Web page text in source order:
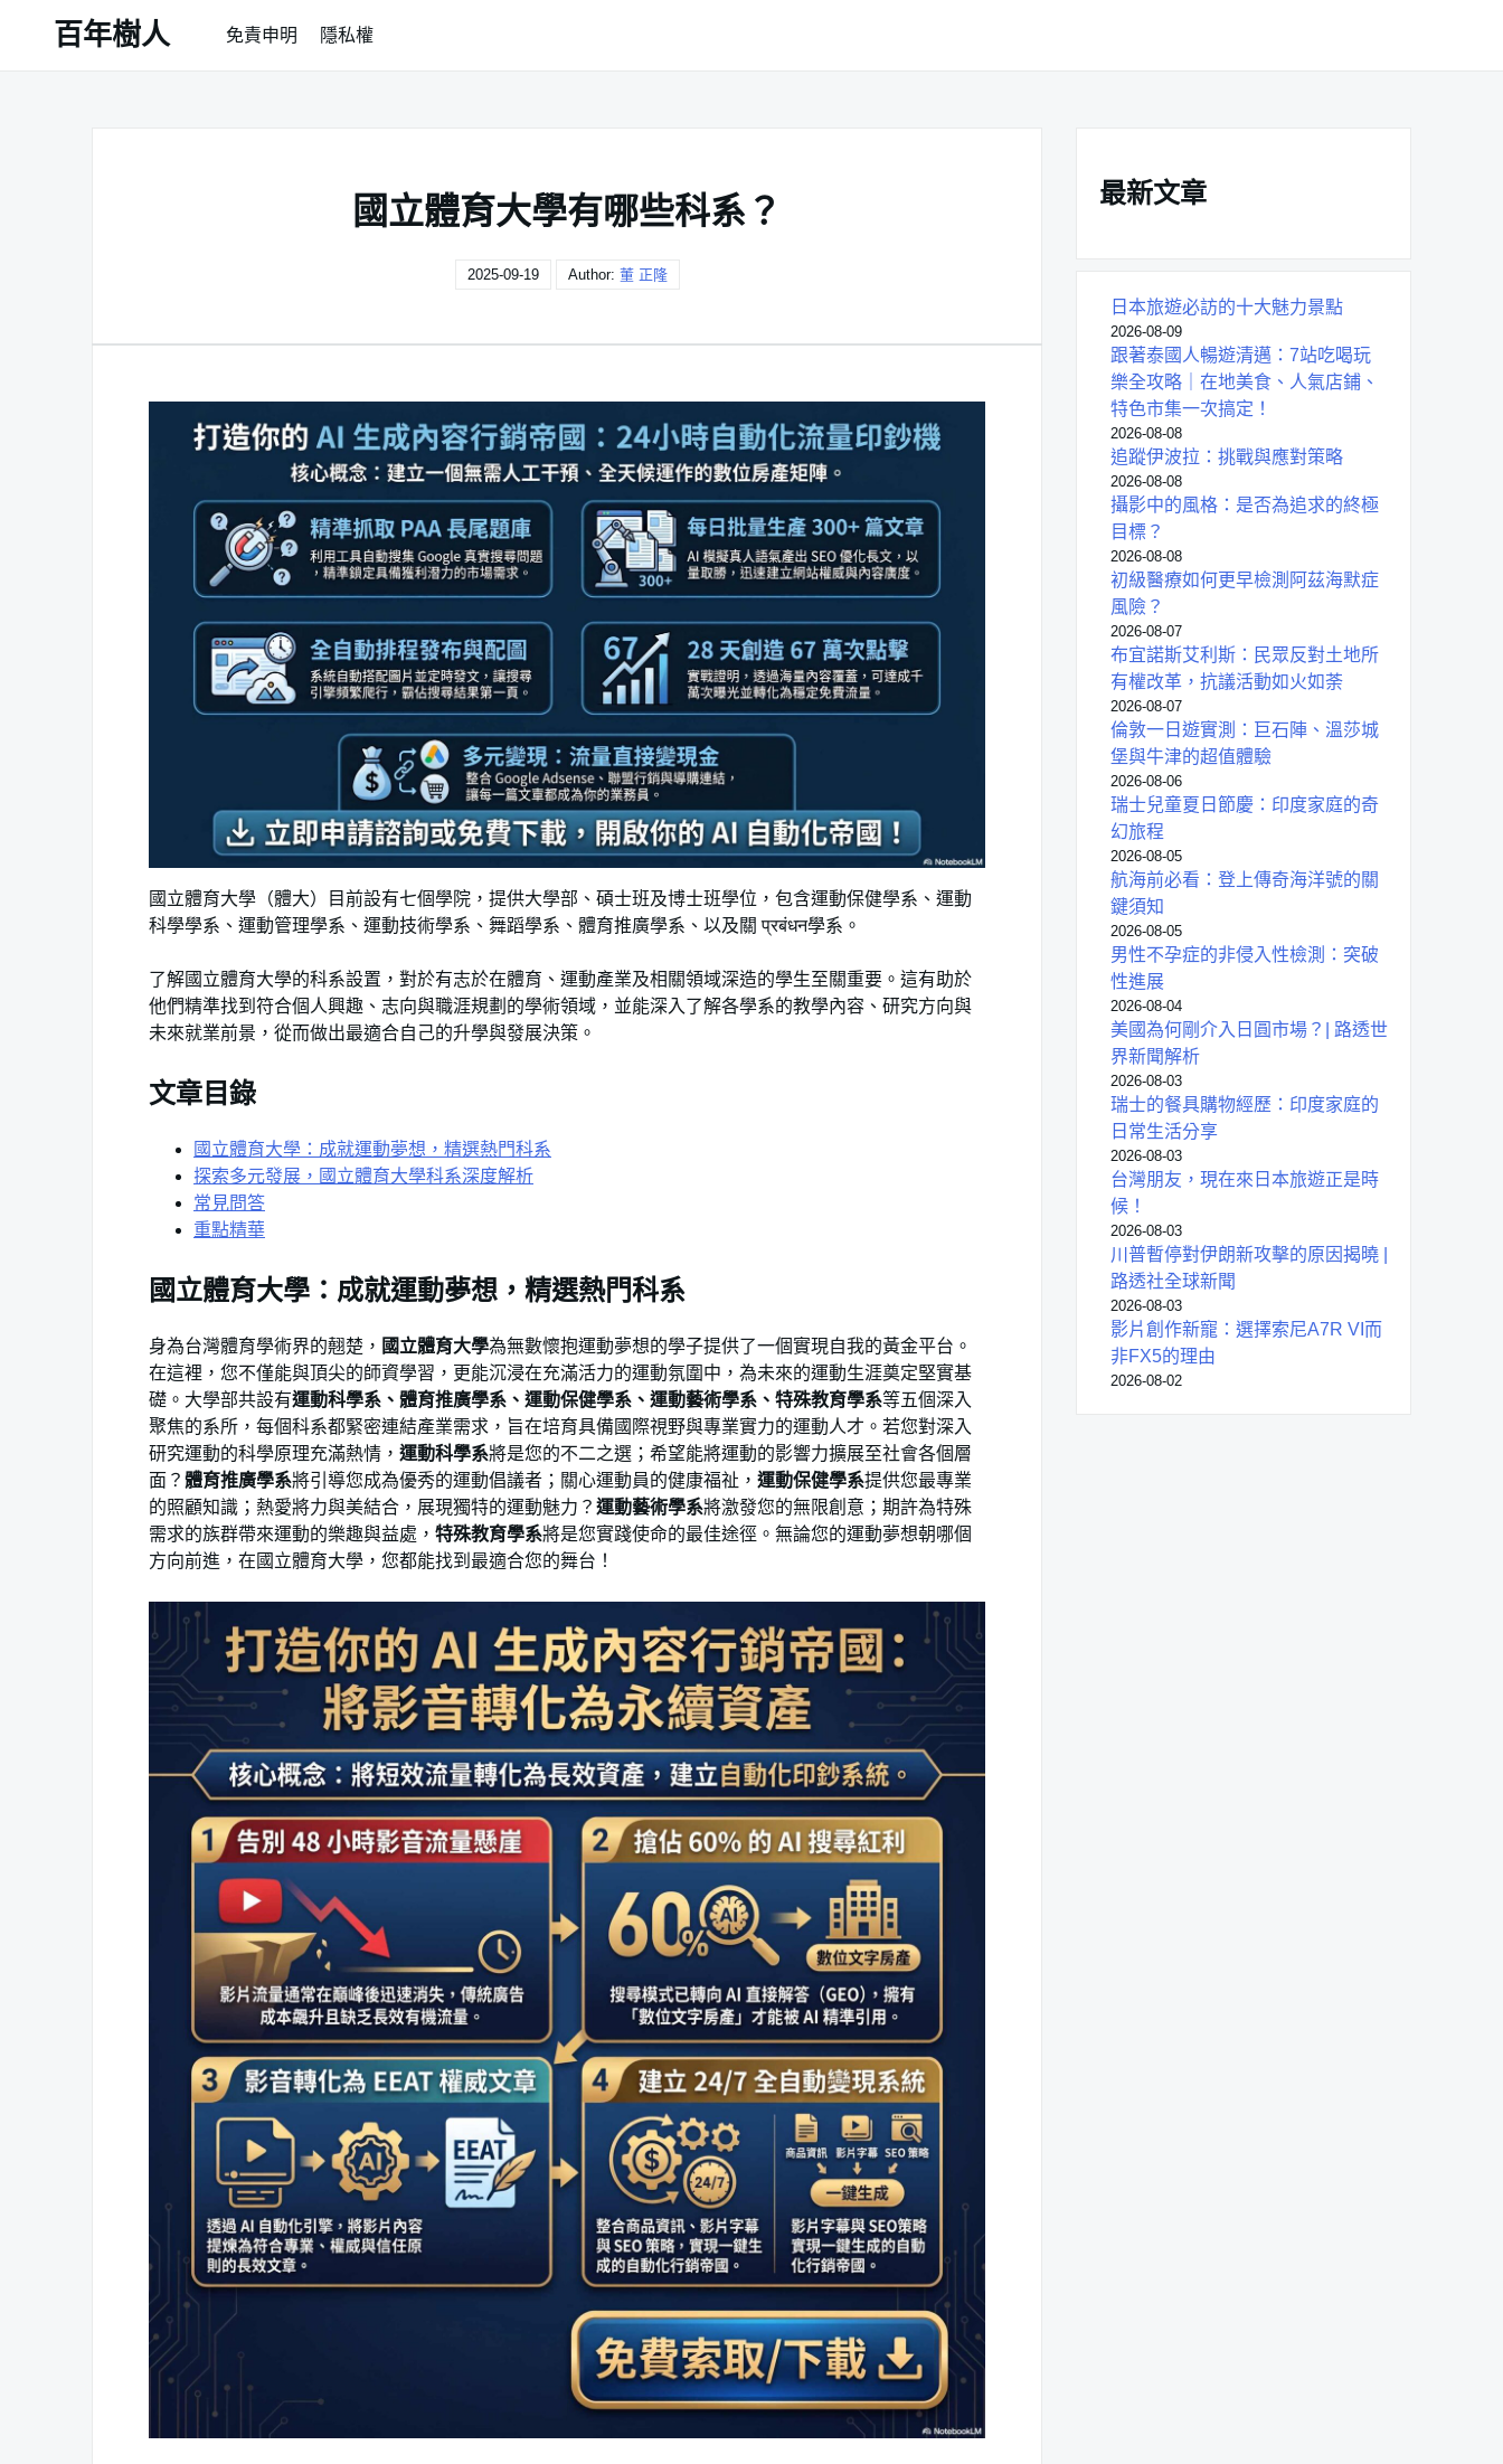
百年樹人 免責申明 隱私權
國立體育大學有哪些科系？
2025-09-19 Author: 董 正隆
國立體育大學（體大）目前設有七個學院，提供大學部、碩士班及博士班學位，包含運動保健學系、運動
科學學系、運動管理學系、運動技術學系、舞蹈學系、體育推廣學系、以及關 प्रबंधन學系。
了解國立體育大學的科系設置，對於有志於在體育、運動產業及相關領域深造的學生至關重要。這有助於
他們精準找到符合個人興趣、志向與職涯規劃的學術領域，並能深入了解各學系的教學內容、研究方向與
未來就業前景，從而做出最適合自己的升學與發展決策。
文章目錄
國立體育大學：成就運動夢想，精選熱門科系
探索多元發展，國立體育大學科系深度解析
常見問答
重點精華
國立體育大學：成就運動夢想，精選熱門科系
身為台灣體育學術界的翹楚， 國立體育大學為無數懷抱運動夢想的學子提供了一個實現自我的黃金平台。
在這裡，您不僅能與頂尖的師資學習，更能沉浸在充滿活力的運動氛圍中，為未來的運動生涯奠定堅實基
礎。大學部共設有運動科學系、體育推廣學系、運動保健學系、運動藝術學系、特殊教育學系等五個深入
聚焦的系所，每個科系都緊密連結產業需求，旨在培育具備國際視野與專業實力的運動人才。若您對深入
研究運動的科學原理充滿熱情， 運動科學系將是您的不二之選；希望能將運動的影響力擴展至社會各個層
面？ 體育推廣學系將引導您成為優秀的運動倡議者；關心運動員的健康福祉， 運動保健學系提供您最專業
的照顧知識；熱愛將力與美結合，展現獨特的運動魅力？ 運動藝術學系將激發您的無限創意；期許為特殊
需求的族群帶來運動的樂趣與益處， 特殊教育學系將是您實踐使命的最佳途徑。無論您的運動夢想朝哪個
方向前進，在國立體育大學，您都能找到最適合您的舞台！
最新文章
日本旅遊必訪的十大魅力景點
2026-08-09
跟著泰國人暢遊清邁：7站吃喝玩
樂全攻略｜在地美食、人氣店鋪、
特色市集一次搞定！
2026-08-08
追蹤伊波拉：挑戰與應對策略
2026-08-08
攝影中的風格：是否為追求的終極
目標？
2026-08-08
初級醫療如何更早檢測阿茲海默症
風險？
2026-08-07
布宜諾斯艾利斯：民眾反對土地所
有權改革，抗議活動如火如荼
2026-08-07
倫敦一日遊實測：巨石陣、溫莎城
堡與牛津的超值體驗
2026-08-06
瑞士兒童夏日節慶：印度家庭的奇
幻旅程
2026-08-05
航海前必看：登上傳奇海洋號的關
鍵須知
2026-08-05
男性不孕症的非侵入性檢測：突破
性進展
2026-08-04
美國為何剛介入日圓市場？| 路透世
界新聞解析
2026-08-03
瑞士的餐具購物經歷：印度家庭的
日常生活分享
2026-08-03
台灣朋友，現在來日本旅遊正是時
候！
2026-08-03
川普暫停對伊朗新攻擊的原因揭曉 |
路透社全球新聞
2026-08-03
影片創作新寵：選擇索尼A7R VI而
非FX5的理由
2026-08-02